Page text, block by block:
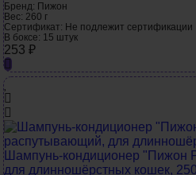
Бренд: Пижон
Вес: 260 г
Сертификат: Не подлежит сертификации
В боксе: 15 штук
253₽
Шампунь-кондиционер "Пижон
для длинношёрстных кошек,